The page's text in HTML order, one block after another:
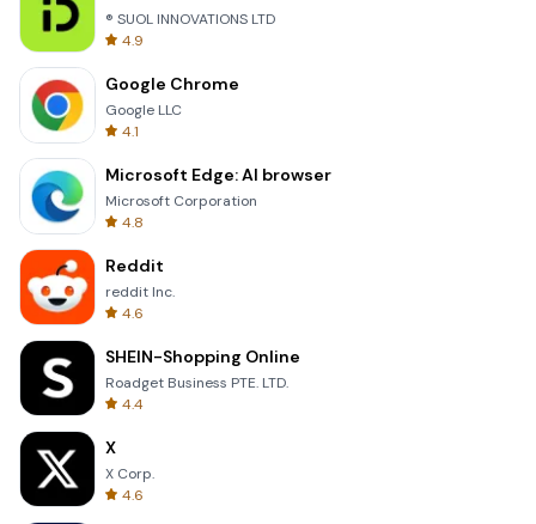
® SUOL INNOVATIONS LTD
4.9
Google Chrome
Google LLC
4.1
Microsoft Edge: AI browser
Microsoft Corporation
4.8
Reddit
reddit Inc.
4.6
SHEIN-Shopping Online
Roadget Business PTE. LTD.
4.4
X
X Corp.
4.6